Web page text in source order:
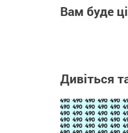
Вам буде
Дивіться